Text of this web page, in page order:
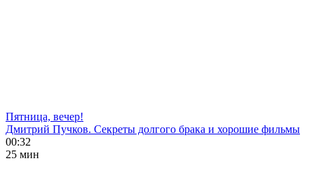
Пятница, вечер!
Дмитрий Пучков. Секреты долгого брака и хорошие фильмы
00:32
25 мин